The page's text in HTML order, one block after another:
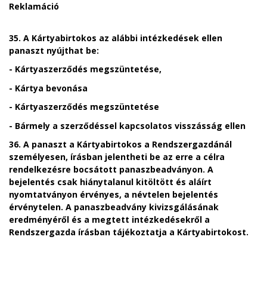
Reklamáció
35. A Kártyabirtokos az alábbi intézkedések ellen
panaszt nyújthat be:
- Kártyaszerződés megszüntetése,
- Kártya bevonása
- Kártyaszerződés megszüntetése
- Bármely a szerződéssel kapcsolatos visszásság ellen
36. A panaszt a Kártyabirtokos a Rendszergazdánál
személyesen, írásban jelentheti be az erre a célra
rendelkezésre bocsátott panaszbeadványon. A
bejelentés csak hiánytalanul kitöltött és aláírt
nyomtatványon érvényes, a névtelen bejelentés
érvénytelen. A panaszbeadvány kivizsgálásának
eredményéről és a megtett intézkedésekről a
Rendszergazda írásban tájékoztatja a Kártyabirtokost.